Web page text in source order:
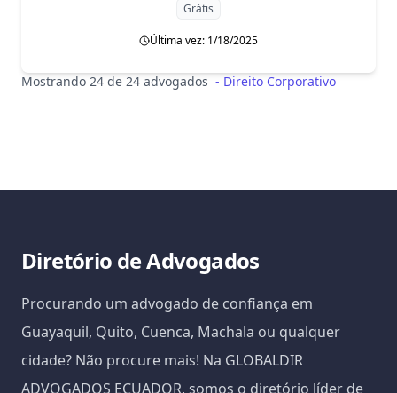
Grátis
Última vez: 1/18/2025
Mostrando 24 de 24 advogados - Direito Corporativo
Diretório de Advogados
Procurando um advogado de confiança em
Guayaquil, Quito, Cuenca, Machala ou qualquer
cidade? Não procure mais! Na GLOBALDIR
ADVOGADOS ECUADOR, somos o diretório líder de